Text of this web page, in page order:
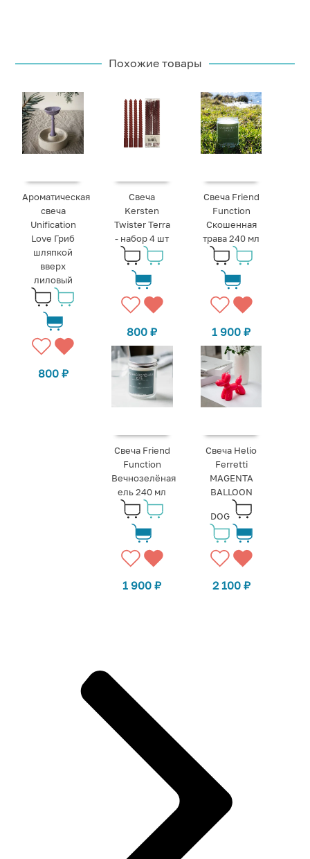
Похожие товары
Ароматическая
свеча
Unification
Love Гриб
шляпкой
вверх
лиловый
800 ₽
Свеча
Kersten
Twister Terra
- набор 4 шт
800₽
Свеча Friend
Function
Скошенная
трава 240 мл
1 900₽
Свеча Friend
Function
Вечнозелёная
ель 240 мл
1 900₽
Свеча Helio
Ferretti
MAGENTA
BALLOON
DOG
2 100 ₽